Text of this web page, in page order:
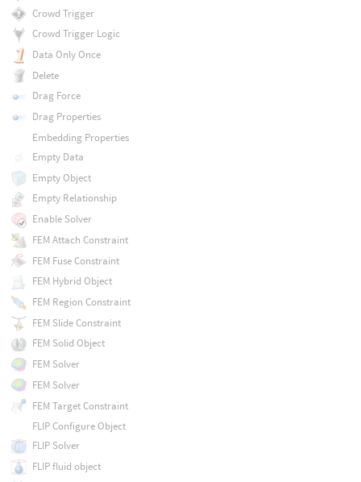
Crowd Trigger
Crowd Trigger Logic
Data Only Once
Delete
Drag Force
Drag Properties
Embedding Properties
Empty Data
Empty Object
Empty Relationship
Enable Solver
FEM Attach Constraint
FEM Fuse Constraint
FEM Hybrid Object
FEM Region Constraint
FEM Slide Constraint
FEM Solid Object
FEM Solver
FEM Solver
FEM Target Constraint
FLIP Configure Object
FLIP Solver
FLIP fluid object